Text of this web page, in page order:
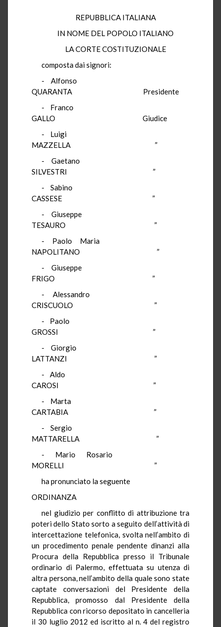
REPUBBLICA ITALIANA
IN NOME DEL POPOLO ITALIANO
LA CORTE COSTITUZIONALE
composta dai signori:
- Alfonso
QUARANTA Presidente
- Franco
GALLO Giudice
- Luigi
MAZZELLA ”
- Gaetano
SILVESTRI ”
- Sabino
CASSESE ”
- Giuseppe
TESAURO ”
- Paolo Maria
NAPOLITANO ”
- Giuseppe
FRIGO ”
- Alessandro
CRISCUOLO ”
- Paolo
GROSSI ”
- Giorgio
LATTANZI ”
- Aldo
CAROSI ”
- Marta
CARTABIA ”
- Sergio
MATTARELLA ”
- Mario Rosario
MORELLI ”
ha pronunciato la seguente
ORDINANZA
nel giudizio per conflitto di attribuzione tra
poteri dello Stato sorto a seguito dell’attività di
intercettazione telefonica, svolta nell’ambito di
un procedimento penale pendente dinanzi alla
Procura della Repubblica presso il Tribunale
ordinario di Palermo, effettuata su utenza di
altra persona, nell’ambito della quale sono state
captate conversazioni del Presidente della
Repubblica, promosso dal Presidente della
Repubblica con ricorso depositato in cancelleria
il 30 luglio 2012 ed iscritto al n. 4 del registro